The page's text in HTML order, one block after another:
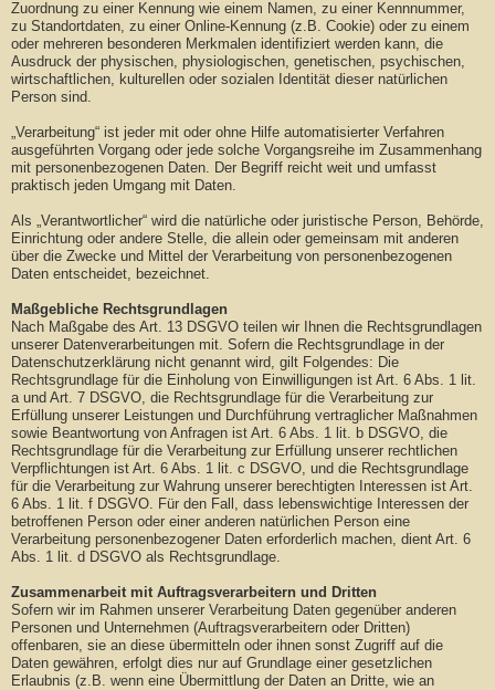
Zuordnung zu einer Kennung wie einem Namen, zu einer Kennnummer,
zu Standortdaten, zu einer Online-Kennung (z.B. Cookie) oder zu einem
oder mehreren besonderen Merkmalen identifiziert werden kann, die
Ausdruck der physischen, physiologischen, genetischen, psychischen,
wirtschaftlichen, kulturellen oder sozialen Identität dieser natürlichen
Person sind.
„Verarbeitung“ ist jeder mit oder ohne Hilfe automatisierter Verfahren
ausgeführten Vorgang oder jede solche Vorgangsreihe im Zusammenhang
mit personenbezogenen Daten. Der Begriff reicht weit und umfasst
praktisch jeden Umgang mit Daten.
Als „Verantwortlicher“ wird die natürliche oder juristische Person, Behörde,
Einrichtung oder andere Stelle, die allein oder gemeinsam mit anderen
über die Zwecke und Mittel der Verarbeitung von personenbezogenen
Daten entscheidet, bezeichnet.
Maßgebliche Rechtsgrundlagen
Nach Maßgabe des Art. 13 DSGVO teilen wir Ihnen die Rechtsgrundlagen
unserer Datenverarbeitungen mit. Sofern die Rechtsgrundlage in der
Datenschutzerklärung nicht genannt wird, gilt Folgendes: Die
Rechtsgrundlage für die Einholung von Einwilligungen ist Art. 6 Abs. 1 lit.
a und Art. 7 DSGVO, die Rechtsgrundlage für die Verarbeitung zur
Erfüllung unserer Leistungen und Durchführung vertraglicher Maßnahmen
sowie Beantwortung von Anfragen ist Art. 6 Abs. 1 lit. b DSGVO, die
Rechtsgrundlage für die Verarbeitung zur Erfüllung unserer rechtlichen
Verpflichtungen ist Art. 6 Abs. 1 lit. c DSGVO, und die Rechtsgrundlage
für die Verarbeitung zur Wahrung unserer berechtigten Interessen ist Art.
6 Abs. 1 lit. f DSGVO. Für den Fall, dass lebenswichtige Interessen der
betroffenen Person oder einer anderen natürlichen Person eine
Verarbeitung personenbezogener Daten erforderlich machen, dient Art. 6
Abs. 1 lit. d DSGVO als Rechtsgrundlage.
Zusammenarbeit mit Auftragsverarbeitern und Dritten
Sofern wir im Rahmen unserer Verarbeitung Daten gegenüber anderen
Personen und Unternehmen (Auftragsverarbeitern oder Dritten)
offenbaren, sie an diese übermitteln oder ihnen sonst Zugriff auf die
Daten gewähren, erfolgt dies nur auf Grundlage einer gesetzlichen
Erlaubnis (z.B. wenn eine Übermittlung der Daten an Dritte, wie an